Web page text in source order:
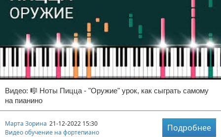
Видео: 🎼 Ноты Пицца - "Оружие" урок, как сыграть самому
на пианино
Марта Зорина 21-12-2022 15:30
Видео обучение на фортепиано
Подробнее